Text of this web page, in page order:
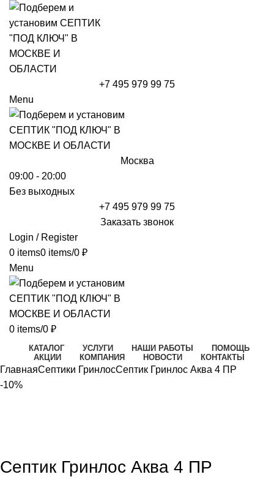
+7 495 979 99 75
Menu
Москва
09:00 - 20:00
Без выходных
+7 495 979 99 75
Заказать звонок
Login / Register
0 items0 items/0 ₽
Menu
0 items/0 ₽
КАТАЛОГ УСЛУГИ НАШИ РАБОТЫ
ПОМОЩЬ
АКЦИИ
КОМПАНИЯ НОВОСТИ КОНТАКТЫ
ГлавнаяСептики ГринлосСептик Гринлос Аква 4 ПР
-10%
Септик Гринлос Аква 4 ПР